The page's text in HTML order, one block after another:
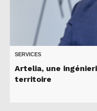
SERVICES
Artelia, une
territoire